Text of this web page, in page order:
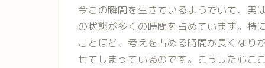
今この瞬間を生きているようでいて、実
の状態が多くの時間を占めています。特
ことほど、考えを占める時間が長くなり
せてしまっているのです。こうした心こ